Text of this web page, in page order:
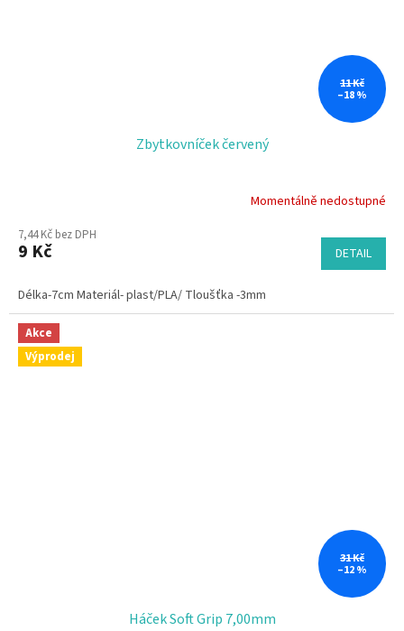
11 Kč
–18 %
Zbytkovníček červený
Momentálně nedostupné
7,44 Kč bez DPH
9 Kč DETAIL
Délka-7cm Materiál- plast/PLA/ Tloušťka -3mm
Akce
Výprodej
31 Kč
–12 %
Háček Soft Grip 7,00mm